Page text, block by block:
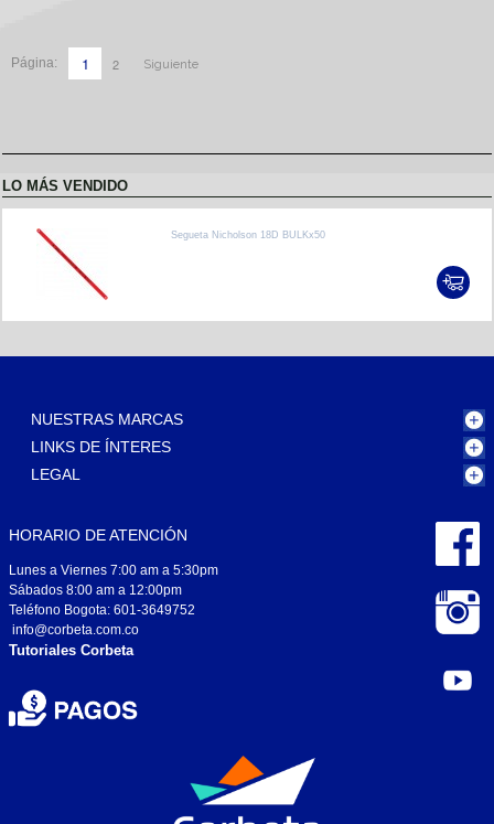
Página: 1 2 Siguiente
LO MÁS VENDIDO
Segueta Nicholson 18D BULKx50
NUESTRAS MARCAS
LINKS DE ÍNTERES
LEGAL
HORARIO DE ATENCIÓN
Lunes a Viernes 7:00 am a 5:30pm
Sábados 8:00 am a 12:00pm
Teléfono Bogota: 601-3649752
info@corbeta.com.co
Tutoriales Corbeta